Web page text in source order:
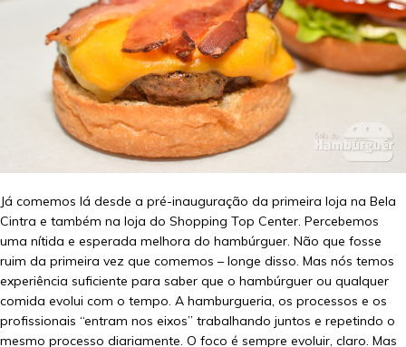
Já comemos lá desde a pré-inauguração da primeira loja na Bela
Cintra e também na loja do Shopping Top Center. Percebemos
uma nítida e esperada melhora do hambúrguer. Não que fosse
ruim da primeira vez que comemos – longe disso. Mas nós temos
experiência suficiente para saber que o hambúrguer ou qualquer
comida evolui com o tempo. A hamburgueria, os processos e os
profissionais “entram nos eixos” trabalhando juntos e repetindo o
mesmo processo diariamente. O foco é sempre evoluir, claro. Mas